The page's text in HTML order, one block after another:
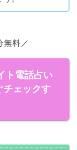
無料／
ト電話占い
チェックす